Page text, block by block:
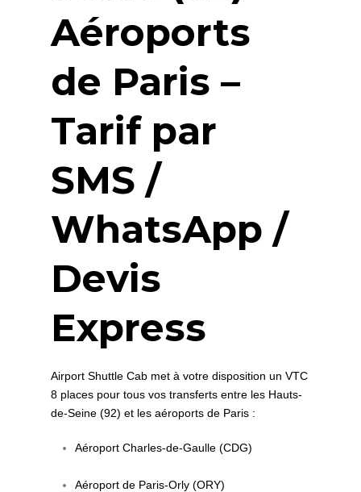
Aéroports
de Paris –
Tarif par
SMS /
WhatsApp /
Devis
Express
Airport Shuttle Cab met à votre disposition un VTC
8 places pour tous vos transferts entre les Hauts-
de-Seine (92) et les aéroports de Paris :
Aéroport Charles-de-Gaulle (CDG)
Aéroport de Paris-Orly (ORY)